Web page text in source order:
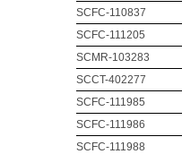
SCFC-110837
SCFC-111205
SCMR-103283
SCCT-402277
SCFC-111985
SCFC-111986
SCFC-111988